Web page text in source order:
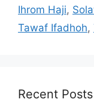
Ihrom Haji,
Tawaf Ifadhoh,
Recent Posts